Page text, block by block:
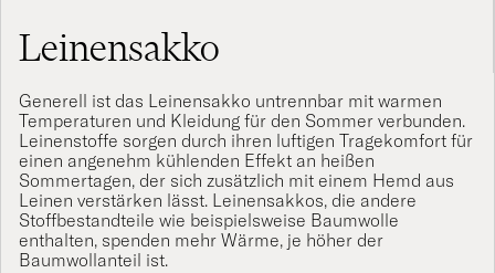
Leinensakko
Generell ist das Leinensakko untrennbar mit warmen
Temperaturen und Kleidung für den Sommer verbunden.
Leinenstoffe sorgen durch ihren luftigen Tragekomfort für
einen angenehm kühlenden Effekt an heißen
Sommertagen, der sich zusätzlich mit einem Hemd aus
Leinen verstärken lässt. Leinensakkos, die andere
Stoffbestandteile wie beispielsweise Baumwolle
enthalten, spenden mehr Wärme, je höher der
Baumwollanteil ist.